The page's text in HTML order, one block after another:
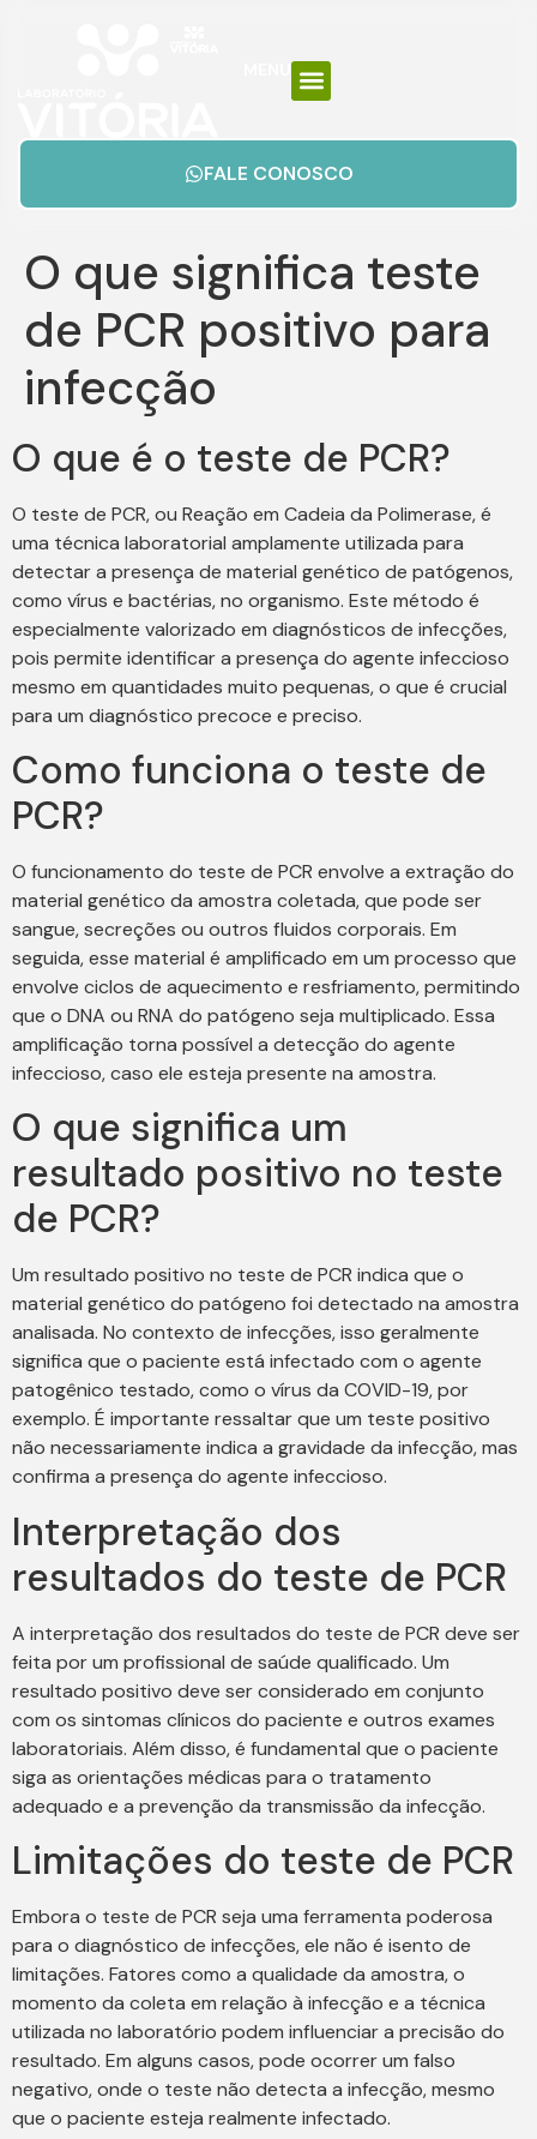
MENU
FALE CONOSCO
O que significa teste
de PCR positivo para
infecção
O que é o teste de PCR?
O teste de PCR, ou Reação em Cadeia da Polimerase, é
uma técnica laboratorial amplamente utilizada para
detectar a presença de material genético de patógenos,
como vírus e bactérias, no organismo. Este método é
especialmente valorizado em diagnósticos de infecções,
pois permite identificar a presença do agente infeccioso
mesmo em quantidades muito pequenas, o que é crucial
para um diagnóstico precoce e preciso.
Como funciona o teste de
PCR?
O funcionamento do teste de PCR envolve a extração do
material genético da amostra coletada, que pode ser
sangue, secreções ou outros fluidos corporais. Em
seguida, esse material é amplificado em um processo que
envolve ciclos de aquecimento e resfriamento, permitindo
que o DNA ou RNA do patógeno seja multiplicado. Essa
amplificação torna possível a detecção do agente
infeccioso, caso ele esteja presente na amostra.
O que significa um
resultado positivo no teste
de PCR?
Um resultado positivo no teste de PCR indica que o
material genético do patógeno foi detectado na amostra
analisada. No contexto de infecções, isso geralmente
significa que o paciente está infectado com o agente
patogênico testado, como o vírus da COVID-19, por
exemplo. É importante ressaltar que um teste positivo
não necessariamente indica a gravidade da infecção, mas
confirma a presença do agente infeccioso.
Interpretação dos
resultados do teste de PCR
A interpretação dos resultados do teste de PCR deve ser
feita por um profissional de saúde qualificado. Um
resultado positivo deve ser considerado em conjunto
com os sintomas clínicos do paciente e outros exames
laboratoriais. Além disso, é fundamental que o paciente
siga as orientações médicas para o tratamento
adequado e a prevenção da transmissão da infecção.
Limitações do teste de PCR
Embora o teste de PCR seja uma ferramenta poderosa
para o diagnóstico de infecções, ele não é isento de
limitações. Fatores como a qualidade da amostra, o
momento da coleta em relação à infecção e a técnica
utilizada no laboratório podem influenciar a precisão do
resultado. Em alguns casos, pode ocorrer um falso
negativo, onde o teste não detecta a infecção, mesmo
que o paciente esteja realmente infectado.